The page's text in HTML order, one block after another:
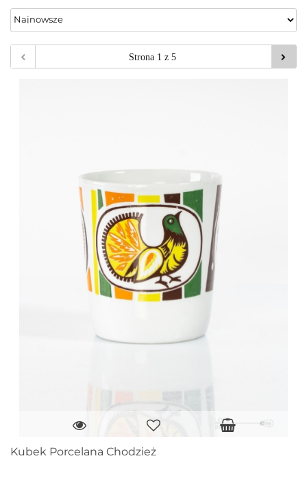
Kubek Porcelana Chodzież